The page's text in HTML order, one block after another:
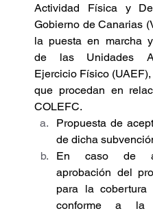
Actividad Física y
Gobierno de Canarias
la puesta en marcha
de las Unidades
Ejercicio Físico
que procedan en
COLEFC.
Propuesta de
de dicha
En caso de
aprobación del
para la cobertura
conforme a la